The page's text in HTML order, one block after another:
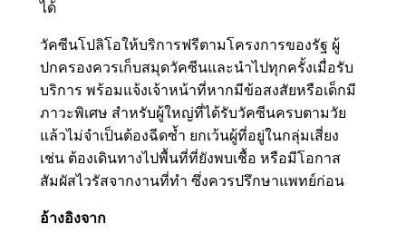
ได้
วัคซีนโปลิโอให้บริการฟรีตามโครงการของรัฐ ผู้
ปกครองควรเก็บสมุดวัคซีนและนำไปทุกครั้งเมื่อรับ
บริการ พร้อมแจ้งเจ้าหน้าที่หากมีข้อสงสัยหรือเด็กมี
ภาวะพิเศษ สำหรับผู้ใหญ่ที่ได้รับวัคซีนครบตามวัย
แล้วไม่จำเป็นต้องฉีดซ้ำ ยกเว้นผู้ที่อยู่ในกลุ่มเสี่ยง
เช่น ต้องเดินทางไปพื้นที่ที่ยังพบเชื้อ หรือมีโอกาส
สัมผัสไวรัสจากงานที่ทำ ซึ่งควรปรึกษาแพทย์ก่อน
อ้างอิงจาก